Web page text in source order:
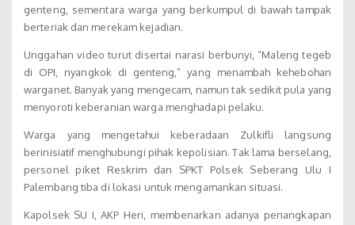
genteng, sementara warga yang berkumpul di bawah tampak
berteriak dan merekam kejadian.
Unggahan video turut disertai narasi berbunyi, “Maleng tegeb
di OPI, nyangkok di genteng,” yang menambah kehebohan
warganet. Banyak yang mengecam, namun tak sedikit pula yang
menyoroti keberanian warga menghadapi pelaku.
Warga yang mengetahui keberadaan Zulkifli langsung
berinisiatif menghubungi pihak kepolisian. Tak lama berselang,
personel piket Reskrim dan SPKT Polsek Seberang Ulu I
Palembang tiba di lokasi untuk mengamankan situasi.
Kapolsek SU I, AKP Heri, membenarkan adanya penangkapan